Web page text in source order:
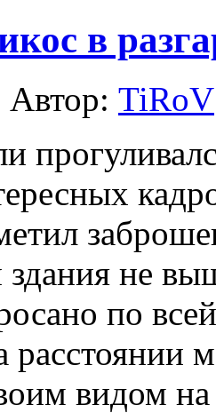
в
Автор: TiRoV
здания не
по
расстоянии
видом на